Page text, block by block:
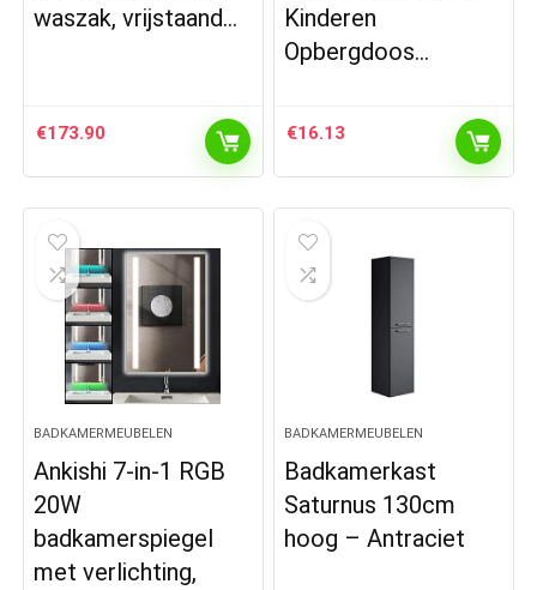
waszak, vrijstaand…
€173.90
Kinderen
Opbergdoos…
€16.13
BADKAMERMEUBELEN
Ankishi 7-in-1 RGB
20W
badkamerspiegel
met verlichting,
BADKAMERMEUBELEN
Badkamerkast
Saturnus 130cm
hoog – Antraciet